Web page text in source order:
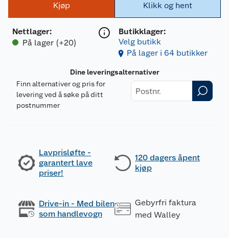
Kjøp
Nettlager:
På lager (+20)
Klikk og hent
Butikklager:
Velg butikk
På lager i 64 butikker
Dine leveringsalternativer
Finn alternativer og pris for
levering ved å søke på ditt
postnummer
Lavprisløfte -
garantert lave
priser!
120 dagers åpent
kjøp
Drive-in - Med bilen
som handlevogn
Gebyrfri faktura
med Walley